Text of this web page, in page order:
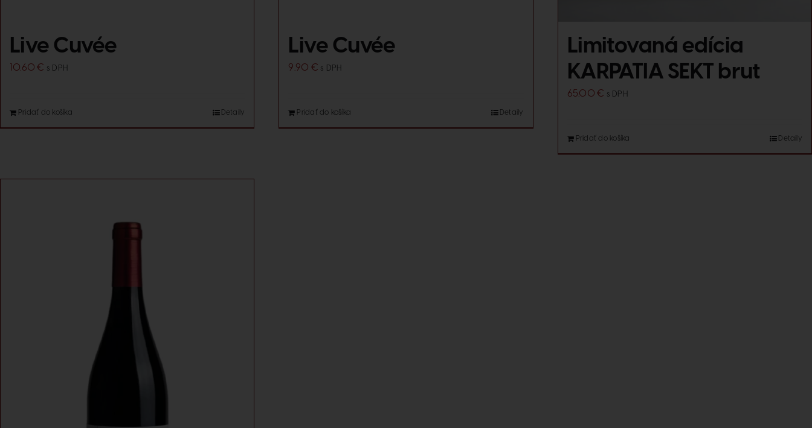
Live Cuvée
10.60€ s DPH
Pridať do košíka Detaily
Live Cuvée
9.90 € s DPH
Pridať do košíka Detaily
Limitovaná edícia
KARPATIA SEKT brut
65.00€ s DPH
Pridať do košíka Detaily